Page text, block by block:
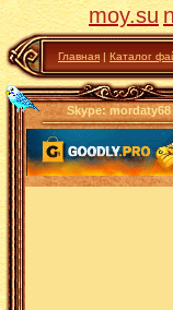
moy.su
Главная | Каталог
Skype: mordaty68